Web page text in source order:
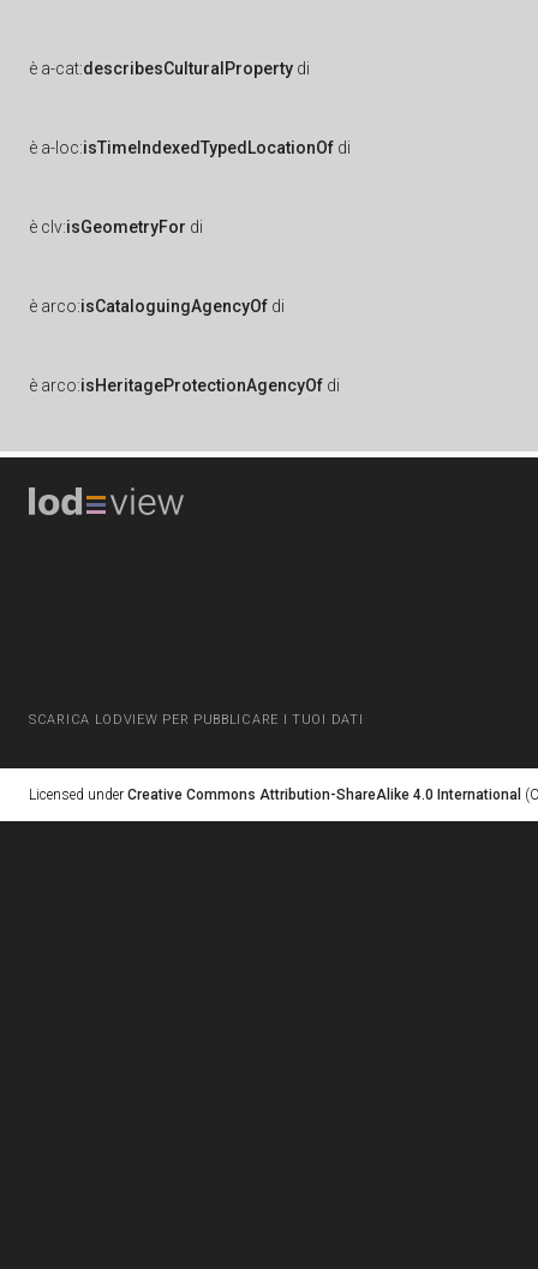
è a-cat:describesCulturalProperty di
è a-loc:isTimeIndexedTypedLocationOf di
è clv:isGeometryFor di
è arco:isCataloguingAgencyOf di
è arco:isHeritageProtectionAgencyOf di
SCARICA LODVIEW PER PUBBLICARE I TUOI DATI
Licensed under Creative Commons Attribution-ShareAlike 4.0 International